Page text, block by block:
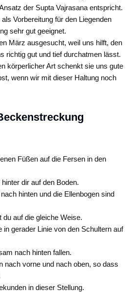
der Supta Vajrasana entspricht.
Vorbereitung für den Liegenden
sehr gut geeignet.
März ausgesucht, weil uns hilft, den
richtig gut und tief durchatmen lässt.
körperlicher Art schenkt sie uns gute
wenn wir mit dieser Haltung noch
Füßen auf die Fersen in den
dir auf den Boden.
hinten und die Ellenbogen sind
auf die gleiche Weise.
in gerader Linie von den Schultern auf
nach hinten fallen.
nach vorne und nach oben, so dass
in dieser Stellung.